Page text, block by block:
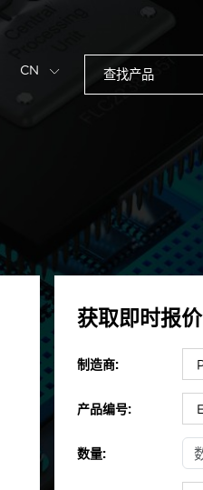
CN
获取即时报价
制造商:
产品编号:
数量: